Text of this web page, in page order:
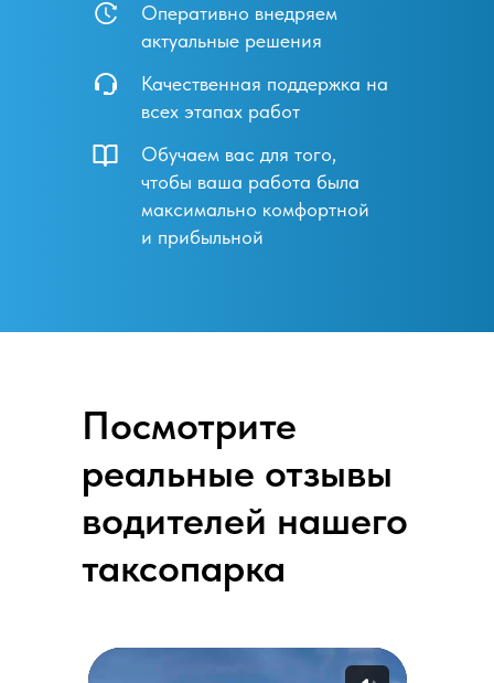
Оперативно внедряем
актуальные решения
Качественная поддержка на
всех этапах работ
Обучаем вас для того,
чтобы ваша работа была
максимально комфортной
и прибыльной
Посмотрите
реальные отзывы
водителей нашего
таксопарка